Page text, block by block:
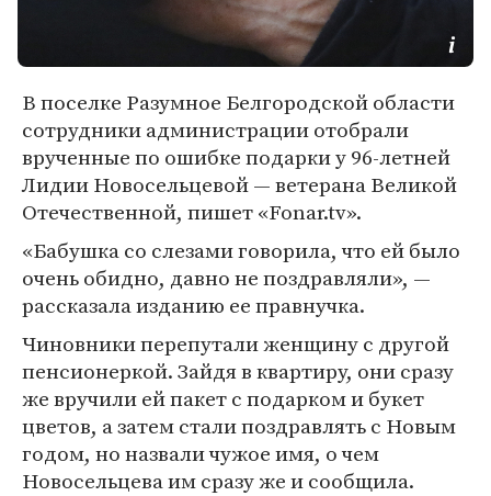
В поселке Разумное Белгородской области
сотрудники администрации отобрали
врученные по ошибке подарки у 96-летней
Лидии Новосельцевой — ветерана Великой
Отечественной, пишет «Fonar.tv».
«Бабушка со слезами говорила, что ей было
очень обидно, давно не поздравляли», —
рассказала изданию ее правнучка.
Чиновники перепутали женщину с другой
пенсионеркой. Зайдя в квартиру, они сразу
же вручили ей пакет с подарком и букет
цветов, а затем стали поздравлять с Новым
годом, но назвали чужое имя, о чем
Новосельцева им сразу же и сообщила.